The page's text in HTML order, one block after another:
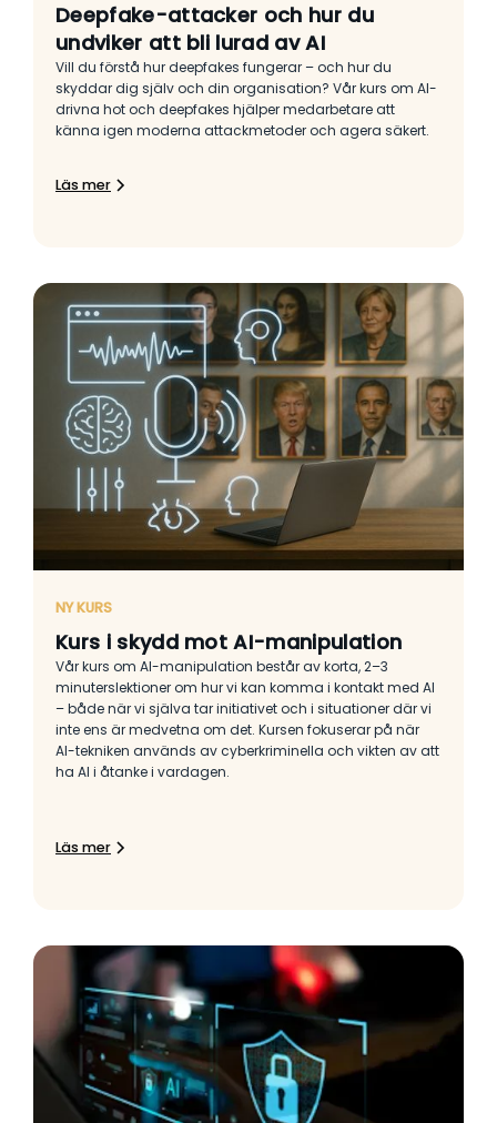
Deepfake-attacker och hur du
undviker att bli lurad av AI
Vill du förstå hur deepfakes fungerar – och hur du
skyddar dig själv och din organisation? Vår kurs om AI-
drivna hot och deepfakes hjälper medarbetare att
känna igen moderna attackmetoder och agera säkert.
Läs mer
NY KURS
Kurs i skydd mot AI-manipulation
Vår kurs om AI-manipulation består av korta, 2–3
minuterslektioner om hur vi kan komma i kontakt med AI
– både när vi själva tar initiativet och i situationer där vi
inte ens är medvetna om det. Kursen fokuserar på när
AI-tekniken används av cyberkriminella och vikten av att
ha AI i åtanke i vardagen.
Läs mer